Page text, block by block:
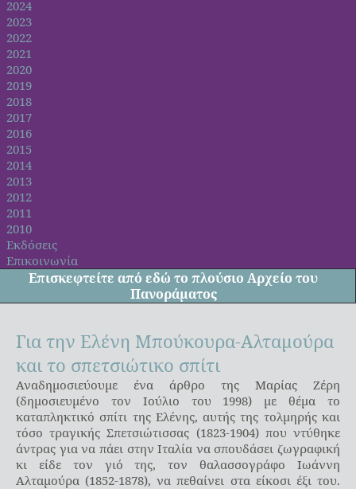
2024
2023
2022
2021
2020
2019
2018
2017
2016
2015
2014
2013
2012
2011
2010
Εκδόσεις
Επικοινωνία
Επισκεφτείτε από εδώ το πλούσιο Αρχείο του
Πανοράματος
Για την Ελένη Μπούκουρα-Αλταμούρα
και το σπετσιώτικο σπίτι
Αναδημοσιεύουμε ένα άρθρο της Μαρίας Ζέρη
(δημοσιευμένο τον Ιούλιο του 1998) με θέμα το
καταπληκτικό σπίτι της Ελένης, αυτής της τολμηρής και
τόσο τραγικής Σπετσιώτισσας (1823-1904) που ντύθηκε
άντρας για να πάει στην Ιταλία να σπουδάσει ζωγραφική
κι είδε τον γιό της, τον θαλασσογράφο Ιωάννη
Αλταμούρα (1852-1878), να πεθαίνει στα είκοσι έξι του.